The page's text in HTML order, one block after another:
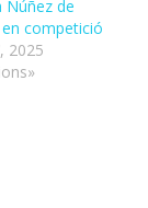
Núñez de
competició
2025